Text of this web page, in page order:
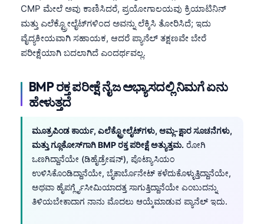
CMP ಮೇಲೆ ಅವು ಕಾಣಿಸಿದರೆ, ಪ್ರಯೋಗಾಲಯವು ಕ್ರಿಯಾಟಿನಿನ್
ಮತ್ತು ಎಲೆಕ್ಟ್ರೋಲೈಟ್‌ಗಳಿಂದ ಅವನ್ನು ಲೆಕ್ಕಿಸಿ ತೋರಿಸಿದೆ; ಇದು
ವೈದ್ಯಕೀಯವಾಗಿ ಸಹಾಯಕ, ಆದರೆ ಪ್ಯಾನೆಲ್ ತಕ್ಷಣವೇ ಬೇರೆ
ಪರೀಕ್ಷೆಯಾಗಿ ಬದಲಾಗಿದೆ ಎಂದರ್ಥವಲ್ಲ.
BMP ರಕ್ತ ಪರೀಕ್ಷೆ ನೈಜ ಅಭ್ಯಾಸದಲ್ಲಿ ನಿಮಗೆ ಏನು
ಹೇಳುತ್ತದೆ
ಮೂತ್ರಪಿಂಡ ಕಾರ್ಯ, ಎಲೆಕ್ಟ್ರೋಲೈಟ್‌ಗಳು, ಆಮ್ಲ-ಕ್ಷಾರ ಸೂಚನೆಗಳು,
ಮತ್ತು ಗ್ಲೂಕೋಸ್‌ಗಾಗಿ BMP ರಕ್ತ ಪರೀಕ್ಷೆ ಅತ್ಯುತ್ತಮ. ರೋಗಿ
ಒಣಗಿದ್ದಾನೆಯೇ (ಡಿಹೈಡ್ರೇಷನ್), ಪೊಟ್ಯಾಸಿಯಂ
ಉಳಿಸಿಕೊಂಡಿದ್ದಾನೆಯೇ, ಬೈಕಾರ್ಬೊನೇಟ್ ಕಳೆದುಕೊಳ್ಳುತ್ತಿದ್ದಾನೆಯೇ,
ಅಥವಾ ಹೈಪರ್ಗ್ಲೈಸೀಮಿಯಾದತ್ತ ಸಾಗುತ್ತಿದ್ದಾನೆಯೇ ಎಂಬುದನ್ನು
ತಿಳಿಯಬೇಕಾದಾಗ ನಾನು ಮೊದಲು ಆಯ್ಕೆಮಾಡುವ ಪ್ಯಾನೆಲ್ ಇದು.